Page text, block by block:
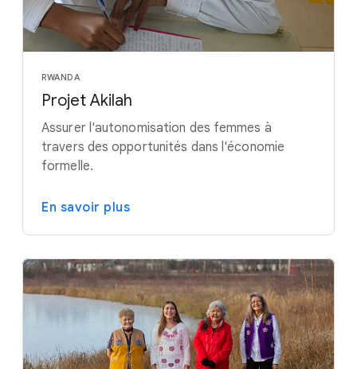
RWANDA
Projet Akilah
Assurer l'autonomisation des femmes à
travers des opportunités dans l'économie
formelle.
En savoir plus